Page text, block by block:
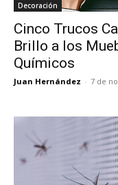
Decoración
Cinco Trucos
Brillo a los
Químicos
Juan Hernández - 7 de